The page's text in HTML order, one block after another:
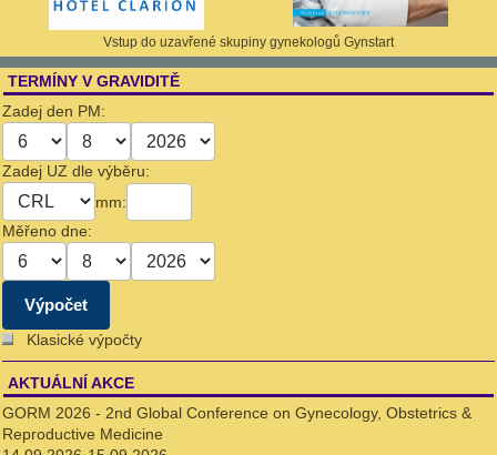
AKTUÁLNÍ AKCE
GORM 2026 - 2nd Global Conference on Gynecology, Obstetrics &
Reproductive Medicine
TERMÍNY V GRAVIDITĚ
Zadej den PM:
Zadej UZ dle výběru:
mm:
Měřeno dne:
Klasické výpočty
Vstup do uzavřené skupiny gynekologů Gynstart